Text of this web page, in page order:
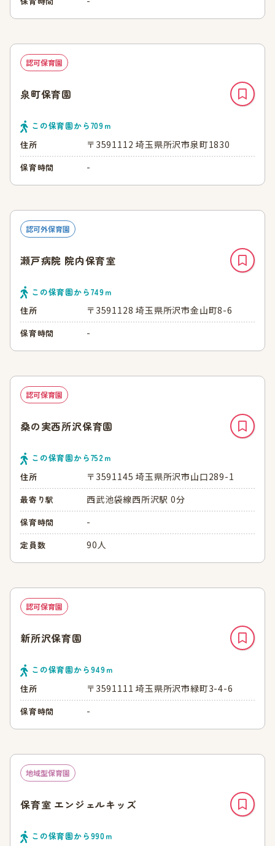
認可保育園
泉町保育園
この保育園から709ｍ
住所
〒3591112 埼玉県所沢市泉町1830
保育時間 -
認可外保育園
瀬戸病院 院内保育室
この保育園から749ｍ
住所
〒3591128 埼玉県所沢市金山町8-6
保育時間 -
認可保育園
桑の実西所沢保育園
この保育園から752ｍ
住所
〒3591145 埼玉県所沢市山口289-1
最寄り駅 西武池袋線西所沢駅 0分
保育時間 -
定員数 90人
認可保育園
新所沢保育園
この保育園から949ｍ
住所
〒3591111 埼玉県所沢市緑町3-4-6
保育時間 -
地域型保育園
保育室 エンジェルキッズ
この保育園から990ｍ